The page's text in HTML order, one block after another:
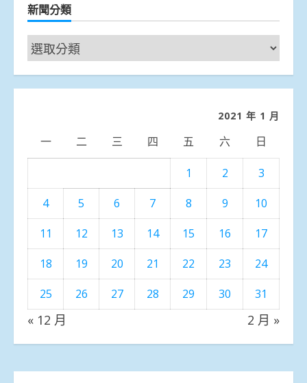
新聞分類
新
聞
分
2021 年 1 月
一 二 三 四 五 六 日
1 2
3
4
5 6 7 8 9
10
11
12 13 14 15 16
17
18
19 20 21 22 23
24
25
26 27 28 29 30 31
« 12 月 2 月 »